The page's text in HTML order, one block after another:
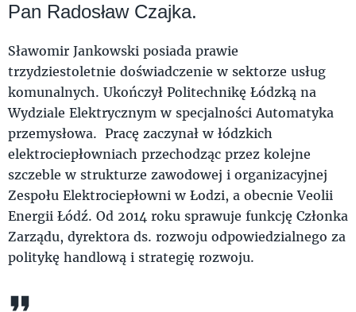
Pan Radosław Czajka.
Sławomir Jankowski posiada prawie
trzydziestoletnie doświadczenie w sektorze usług
komunalnych. Ukończył Politechnikę Łódzką na
Wydziale Elektrycznym w specjalności Automatyka
przemysłowa. Pracę zaczynał w łódzkich
elektrociepłowniach przechodząc przez kolejne
szczeble w strukturze zawodowej i organizacyjnej
Zespołu Elektrociepłowni w Łodzi, a obecnie Veolii
Energii Łódź. Od 2014 roku sprawuje funkcję Członka
Zarządu, dyrektora ds. rozwoju odpowiedzialnego za
politykę handlową i strategię rozwoju.